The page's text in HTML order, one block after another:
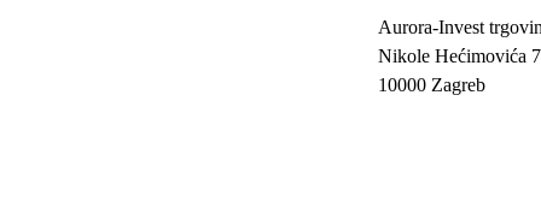
Aurora-Invest
Nikole Hećimovića 7
10000 Zagreb